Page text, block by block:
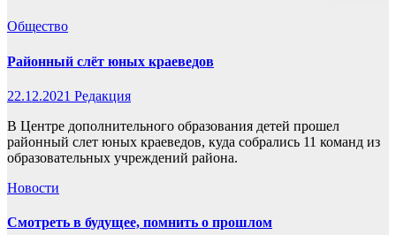
Общество
Районный слёт юных краеведов
22.12.2021 Редакция
В Центре дополнительного образования детей прошел
районный слет юных краеведов, куда собрались 11 команд из
образовательных учреждений района.
Новости
Смотреть в будущее, помнить о прошлом